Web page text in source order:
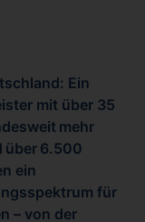
Ein
mit über 35
mehr
über 6.500
ein
für
– von der